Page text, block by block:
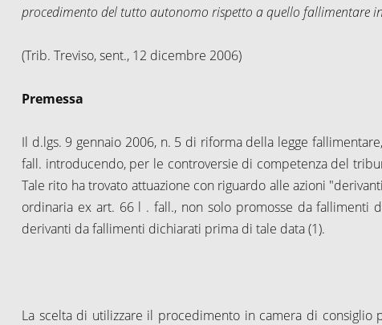
procedimento del tutto autonomo rispetto a quello fallimentare
(Trib. Treviso, sent., 12 dicembre 2006)
Premessa
Il d.lgs. 9 gennaio 2006, n. 5 di riforma della legge
fall. introducendo, per le controversie di competenza del
Tale rito ha trovato attuazione con riguardo alle azioni
ordinaria ex art. 66 l . fall., non solo promosse da fallimenti
derivanti da fallimenti dichiarati prima di tale data (1).
La scelta di utilizzare il procedimento in camera di consiglio